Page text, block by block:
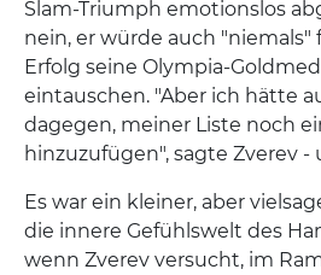
Slam-Triumph emotionslos
nein, er würde auch "niemals"
Erfolg seine Olympia-
eintauschen. "Aber ich hätte
dagegen, meiner Liste noch
hinzuzufügen", sagte Zverev -
Es war ein kleiner, aber
die innere Gefühlswelt des
wenn Zverev versucht, im